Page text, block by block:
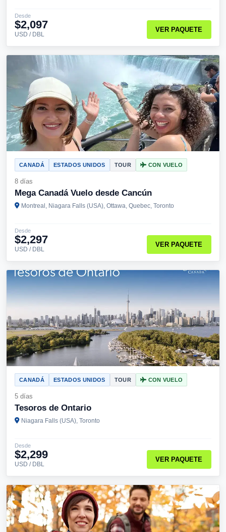
Desde
$2,097
USD / DBL
VER PAQUETE
CANADÁ ESTADOS UNIDOS TOUR CON VUELO
8 días
Mega Canadá Vuelo desde Cancún
Montreal, Niagara Falls (USA), Ottawa, Quebec, Toronto
Desde
$2,297
USD / DBL
VER PAQUETE
CANADÁ ESTADOS UNIDOS TOUR CON VUELO
5 días
Tesoros de Ontario
Niagara Falls (USA), Toronto
Desde
$2,299
USD / DBL
VER PAQUETE